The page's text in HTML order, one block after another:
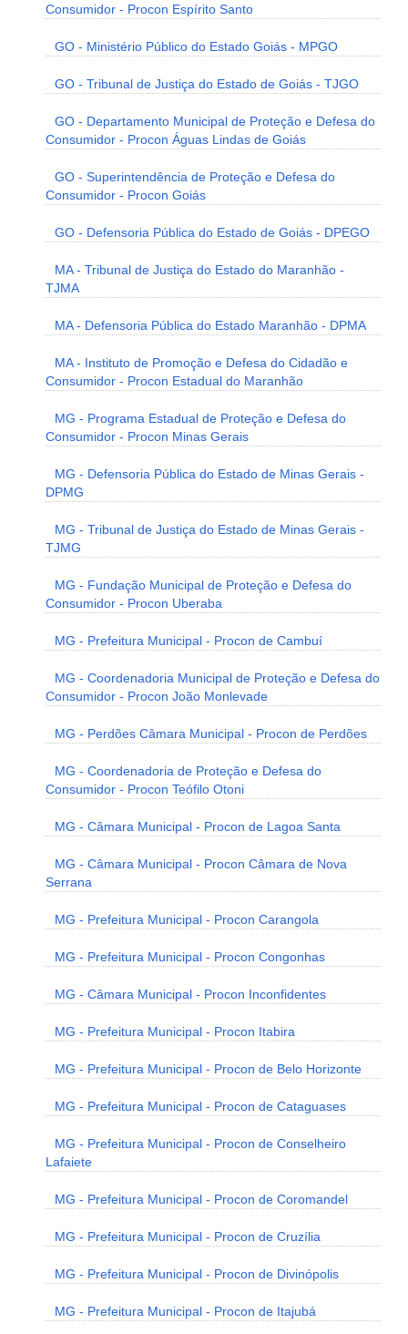
Consumidor - Procon Espírito Santo
GO - Ministério Público do Estado Goiás - MPGO
GO - Tribunal de Justiça do Estado de Goiás - TJGO
GO - Departamento Municipal de Proteção e Defesa do
Consumidor - Procon Águas Lindas de Goiás
GO - Superintendência de Proteção e Defesa do
Consumidor - Procon Goiás
GO - Defensoria Pública do Estado de Goiás - DPEGO
MA - Tribunal de Justiça do Estado do Maranhão -
TJMA
MA - Defensoria Pública do Estado Maranhão - DPMA
MA - Instituto de Promoção e Defesa do Cidadão e
Consumidor - Procon Estadual do Maranhão
MG - Programa Estadual de Proteção e Defesa do
Consumidor - Procon Minas Gerais
MG - Defensoria Pública do Estado de Minas Gerais -
DPMG
MG - Tribunal de Justiça do Estado de Minas Gerais -
TJMG
MG - Fundação Municipal de Proteção e Defesa do
Consumidor - Procon Uberaba
MG - Prefeitura Municipal - Procon de Cambuí
MG - Coordenadoria Municipal de Proteção e Defesa do
Consumidor - Procon João Monlevade
MG - Perdões Câmara Municipal - Procon de Perdões
MG - Coordenadoria de Proteção e Defesa do
Consumidor - Procon Teófilo Otoni
MG - Câmara Municipal - Procon de Lagoa Santa
MG - Câmara Municipal - Procon Câmara de Nova
Serrana
MG - Prefeitura Municipal - Procon Carangola
MG - Prefeitura Municipal - Procon Congonhas
MG - Câmara Municipal - Procon Inconfidentes
MG - Prefeitura Municipal - Procon Itabira
MG - Prefeitura Municipal - Procon de Belo Horizonte
MG - Prefeitura Municipal - Procon de Cataguases
MG - Prefeitura Municipal - Procon de Conselheiro
Lafaiete
MG - Prefeitura Municipal - Procon de Coromandel
MG - Prefeitura Municipal - Procon de Cruzília
MG - Prefeitura Municipal - Procon de Divinópolis
MG - Prefeitura Municipal - Procon de Itajubá